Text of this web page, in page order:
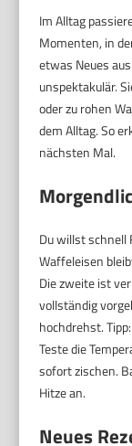
Im Alltag
Momenten, in
etwas Neues
unspektakulär.
oder zu rohen
dem Alltag. So
nächsten Mal.
Du willst schnell
Waffeleisen
Die zweite ist
vollständig
hochdrehst.
Teste die
sofort zischen.
Hitze an.
Neues